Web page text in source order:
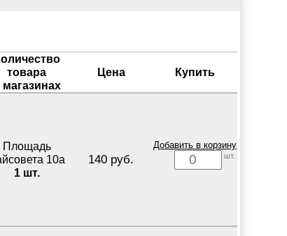
товара
магазинах
Цена Купить
Площадь
10а
1 шт.
140 руб.
Добавить в корзину
шт.